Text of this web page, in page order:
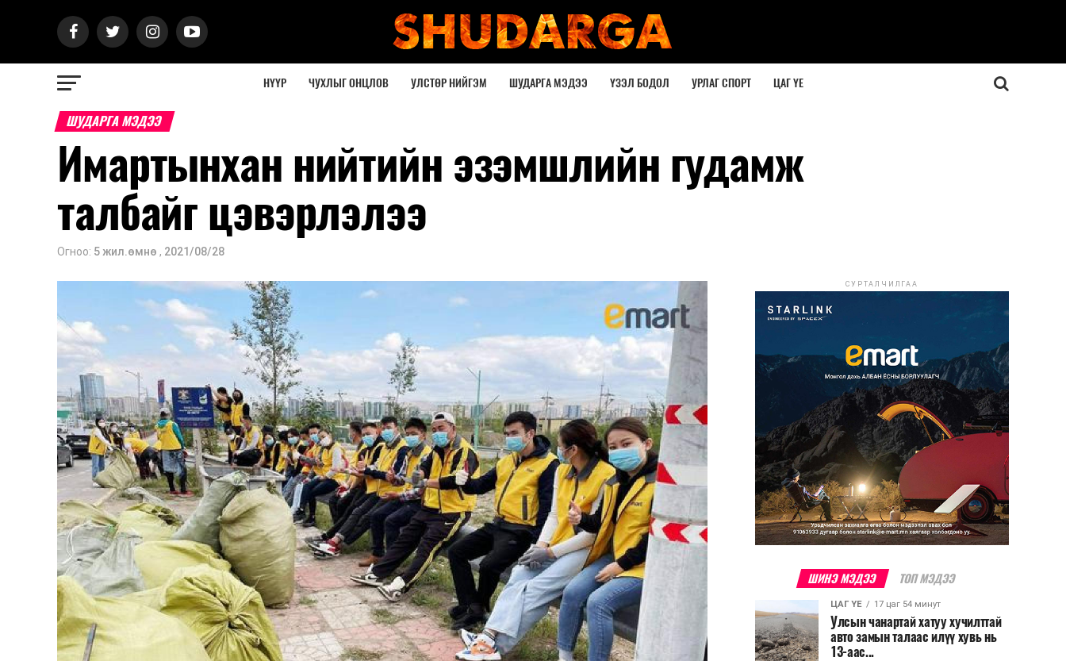
НҮҮР ЧУХЛЫГ ОНЦЛОВ УЛСТӨР НИЙГЭМ ШУДАРГА МЭДЭЭ ҮЗЭЛ БОДОЛ УРЛАГ СПОРТ ЦАГ ҮЕ
ШУДАРГА МЭДЭЭ
Имартынхан нийтийн эзэмшлийн гудамж
талбайг цэвэрлэлээ
Огноо: 5 жил.өмнө , 2021/08/28
СУРТАЛЧИЛГАА
ШИНЭ МЭДЭЭ ТОП МЭДЭЭ
ЦАГ ҮЕ 17 цаг 54 минут
Улсын чанартай хатуу хучилттай
авто замын талаас илүү хувь нь
13-аас...